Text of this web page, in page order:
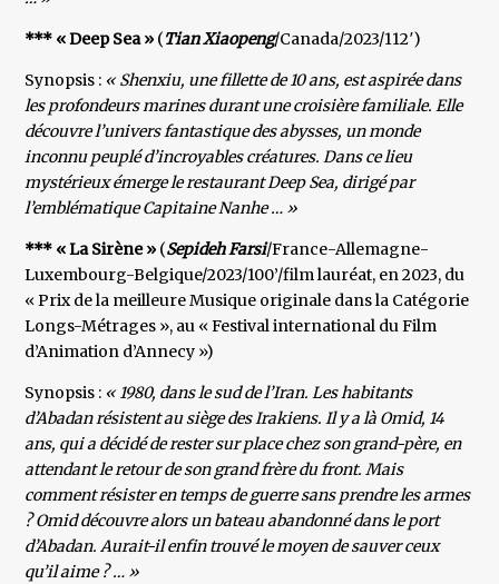
*** « Deep Sea » (Tian Xiaopeng/Canada/2023/112′)
Synopsis : « Shenxiu, une fillette de 10 ans, est aspirée dans
les profondeurs marines durant une croisière familiale. Elle
découvre l’univers fantastique des abysses, un monde
inconnu peuplé d’incroyables créatures. Dans ce lieu
mystérieux émerge le restaurant Deep Sea, dirigé par
l’emblématique Capitaine Nanhe … »
*** « La Sirène » (Sepideh Farsi/France-Allemagne-
Luxembourg-Belgique/2023/100’/film lauréat, en 2023, du
« Prix de la meilleure Musique originale dans la Catégorie
Longs-Métrages », au « Festival international du Film
d’Animation d’Annecy »)
Synopsis : « 1980, dans le sud de l’Iran. Les habitants
d’Abadan résistent au siège des Irakiens. Il y a là Omid, 14
ans, qui a décidé de rester sur place chez son grand-père, en
attendant le retour de son grand frère du front. Mais
comment résister en temps de guerre sans prendre les armes
? Omid découvre alors un bateau abandonné dans le port
d’Abadan. Aurait-il enfin trouvé le moyen de sauver ceux
qu’il aime ? … »